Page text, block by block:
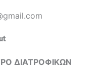
ΔΙΑΤΡΟΦΙΚΩΝ